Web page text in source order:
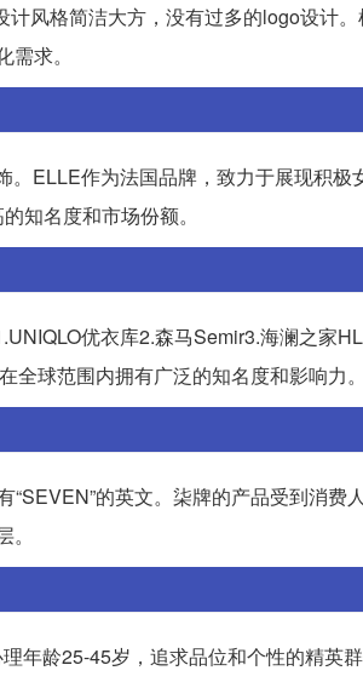
风格简洁大方，没有过多的logo设计
求。
ELLE作为法国品牌，致力于展现积极
知名度和市场份额。
优衣库2.森马Semir3.海澜之家
球范围内拥有广泛的知名度和影响力。
的英文。柒牌的产品受到消费
年龄25-45岁，追求品位和个性的精英